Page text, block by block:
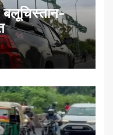
बलूचिस्तान-